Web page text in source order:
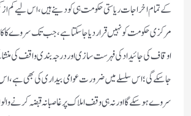
کے تمام اخراجات ریاستی حکومت ہی کو دینے ہیں، اس لیے کم از
مرکزی حکومت کو نہیں قرار دیا جا سکتا ہے ،جب تک سروے کا
اوقاف کی جائیداد کی فہرست سازی اور درجہ بندی واقف کی
جاسکے گی؛ اس سلسلے میں ضرورت عوامی بیداری کی بھی ہے، اس
سروے ہو سکے گا اور نہ ہی وقف املاک پر غاصبانہ قبضہ کرنے